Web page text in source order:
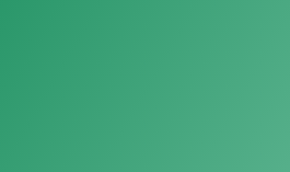
en altijd veilig en snel
betaalsystemen. Denk
in omloop.
Kapotte en vieze